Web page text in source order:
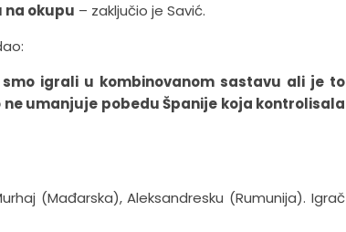
na okupu – zaključio je Savić.
igrali u kombinovanom sastavu ali je to
umanjuje pobedu Španije koja kontrolisala
(Mađarska), Aleksandresku (Rumunija). Igrač